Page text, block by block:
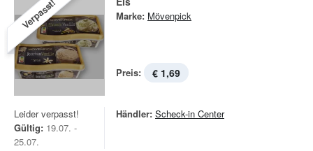
Verpasst! Marke: Mövenpick
Preis: € 1,69
Leider verpasst!
Gültig: 19.07. -
25.07.
Händler: Scheck-in Center